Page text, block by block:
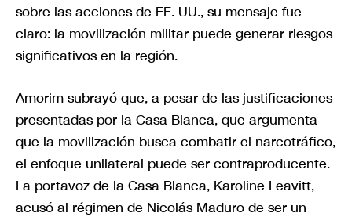
sobre las acciones de EE. UU., su mensaje fue
claro: la movilización militar puede generar riesgos
significativos en la región.
Amorim subrayó que, a pesar de las justificaciones
presentadas por la Casa Blanca, que argumenta
que la movilización busca combatir el narcotráfico,
el enfoque unilateral puede ser contraproducente.
La portavoz de la Casa Blanca, Karoline Leavitt,
acusó al régimen de Nicolás Maduro de ser un